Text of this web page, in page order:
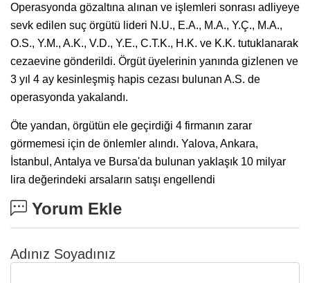
Operasyonda gözaltına alınan ve işlemleri sonrası adliyeye
sevk edilen suç örgütü lideri N.U., E.A., M.A., Y.Ç., M.A.,
O.S., Y.M., A.K., V.D., Y.E., C.T.K., H.K. ve K.K. tutuklanarak
cezaevine gönderildi. Örgüt üyelerinin yanında gizlenen ve
3 yıl 4 ay kesinleşmiş hapis cezası bulunan A.S. de
operasyonda yakalandı.
Öte yandan, örgütün ele geçirdiği 4 firmanın zarar
görmemesi için de önlemler alındı. Yalova, Ankara,
İstanbul, Antalya ve Bursa'da bulunan yaklaşık 10 milyar
lira değerindeki arsaların satışı engellendi
Yorum Ekle
Adınız Soyadınız